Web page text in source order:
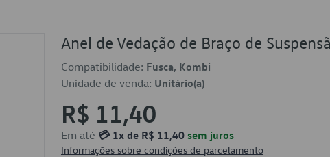
Anel de Vedação de Braço de
Compatibilidade: Fusca, Kombi
Unidade de venda: Unitário(a)
R$ 11,40
Em até 💳 1x de R$ 11,40 sem juros
Informações sobre condições de parcelamento